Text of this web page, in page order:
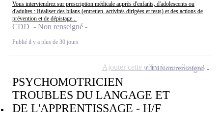
Vous interviendrez sur prescription médicale auprès d'enfants, d'adolescents ou
d'adultes : Réaliser des bilans (entretien, activités dirigées et tests) et des actions de
prévention et de dépistage...
CDD - Non renseigné
Publié il y a plus de 30 jours
PSYCHOMOTRICIEN
TROUBLES DU LANGAGE ET
DE L'APPRENTISSAGE - H/F
CDINon renseigné
Ajouter cette offre à ma sélection